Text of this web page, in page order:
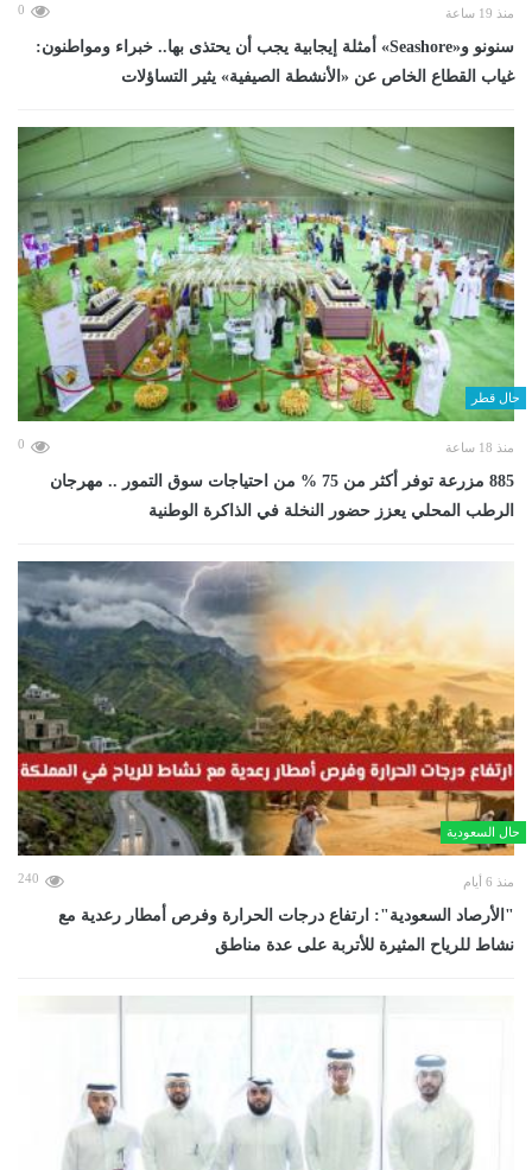
منذ 19 ساعة 0
سنونو و«Seashore» أمثلة إيجابية يجب أن يحتذى بها.. خبراء ومواطنون:
غياب القطاع الخاص عن «الأنشطة الصيفية» يثير التساؤلات
حال قطر
منذ 18 ساعة 0
885 مزرعة توفر أكثر من 75 % من احتياجات سوق التمور .. مهرجان
الرطب المحلي يعزز حضور النخلة في الذاكرة الوطنية
حال السعودية
منذ 6 أيام 240
"الأرصاد السعودية": ارتفاع درجات الحرارة وفرص أمطار رعدية مع
نشاط للرياح المثيرة للأتربة على عدة مناطق